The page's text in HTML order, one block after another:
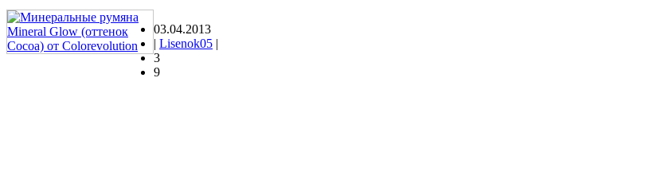
03.04.2013
| Lisenok05 |
3
9